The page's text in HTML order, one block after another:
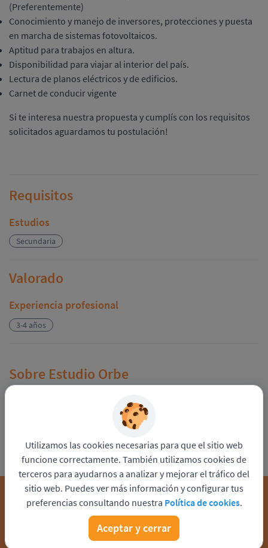
(Preferentemente)
Conocimiento y manejo de inversores, protecciones y puesta
en marcha de sistemas fotovoltaicos.
Aptitud para trabajos en altura.
Disponibilidad para viajar al interior del país.
Lectura de planos eléctricos y de edificios.
Carnet de conducir vigente
Si te interesa nuestra propuesta y cumplís con los requisitos
solicitados aguardamos tu postulación!
Requisitos
Estudios
Secundaria
Valorado
Experiencia profesional
3-4 años
Sobre Estudio Orbe
Consultora y selección de personal temporario.
Consultora y selección de personal temporario.
Consultora y selección de personal temporario.
Consultora y selección de personal temporario.
APLICAR A ESTE PROCESO
Pandapé Política de privacidad
Utilizamos las cookies necesarias para que el sitio web
funcione correctamente. También utilizamos cookies de
terceros para ayudarnos a analizar y mejorar el tráfico del
sitio web. Puedes ver más información y configurar tus
preferencias consultando nuestra Política de cookies.
Aceptar y cerrar